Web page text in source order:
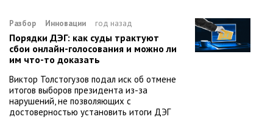
Разбор Инновации год назад
Порядки ДЭГ: как суды трактуют
сбои онлайн-голосования и можно ли
им что-то доказать
Виктор Толстогузов подал иск об отмене
итогов выборов президента из-за
нарушений, не позволяющих с
достоверностью установить итоги ДЭГ